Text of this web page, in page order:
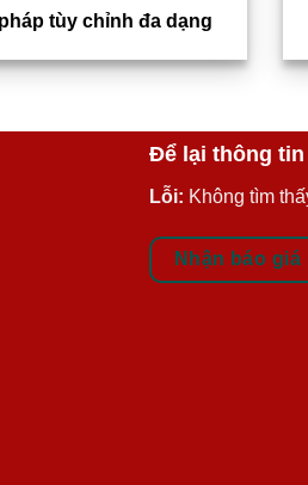
tùy chỉnh đa dạng
Để lại thông
Lỗi: Không tìm
Nhận báo giá